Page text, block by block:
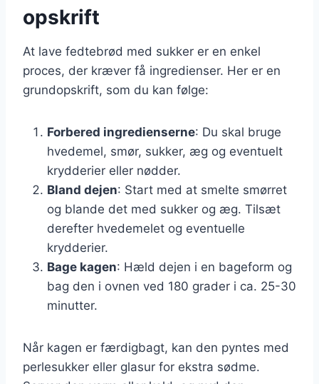
opskrift
At lave fedtebrød med sukker er en enkel
proces, der kræver få ingredienser. Her er en
grundopskrift, som du kan følge:
Forbered ingredienserne: Du skal bruge
hvedemel, smør, sukker, æg og eventuelt
krydderier eller nødder.
Bland dejen: Start med at smelte smørret
og blande det med sukker og æg. Tilsæt
derefter hvedemelet og eventuelle
krydderier.
Bage kagen: Hæld dejen i en bageform og
bag den i ovnen ved 180 grader i ca. 25-30
minutter.
Når kagen er færdigbagt, kan den pyntes med
perlesukker eller glasur for ekstra sødme.